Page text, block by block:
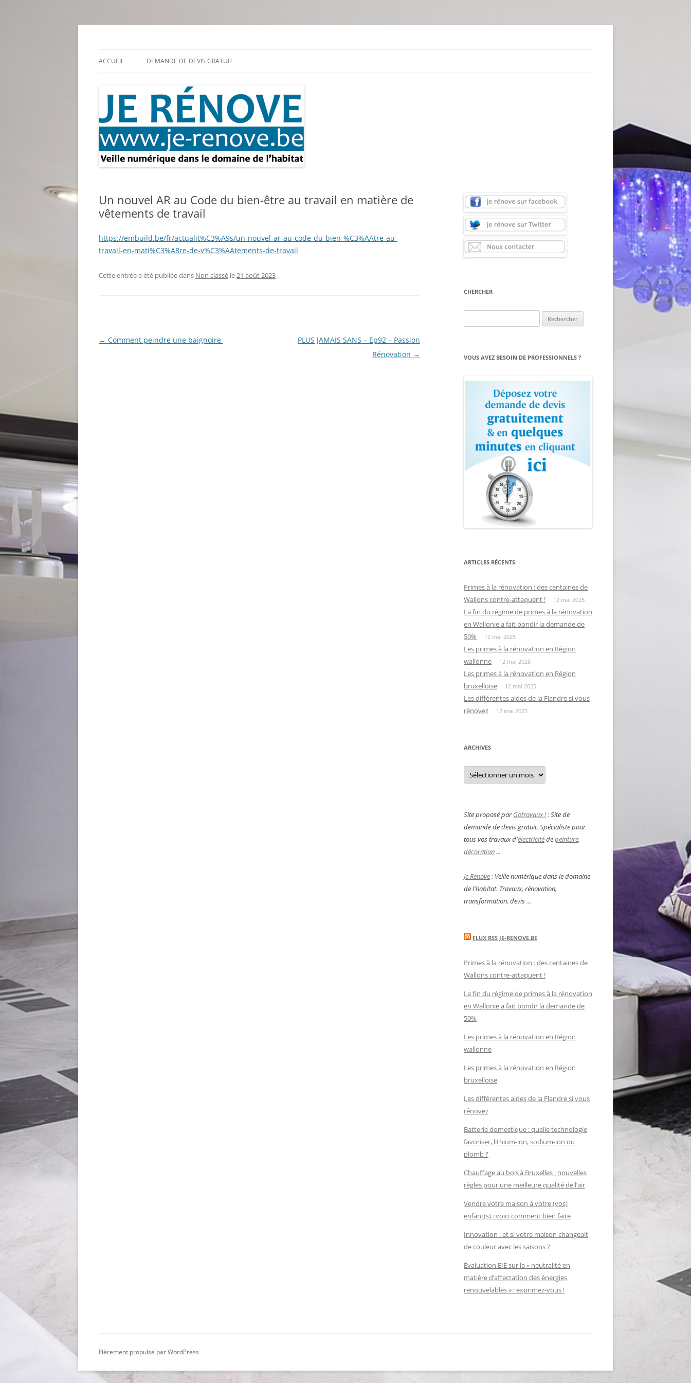
Aller
ACCUEIL DEMANDE DE DEVIS GRATUIT
Un nouvel AR au Code du bien-être au travail en matière de
vêtements de travail
https://embuild.be/fr/actualit%C3%A9s/un-nouvel-ar-au-code-du-bien-%C3%AAtre-au-
travail-en-mati%C3%A8re-de-v%C3%AAtements-de-travail
Cette entrée a été publiée dans Non classé le21 août 2023 .
Navigation
← Comment peindre une baignoire
PLUS JAMAIS SANS – Ep92 – Passion
Rénovation →
CHERCHER
VOUS AVEZ BESOIN DE PROFESSIONNELS ?
ARTICLES RÉCENTS
Primes à la rénovation : des centaines de
Wallons contre-attaquent !
12 mai 2025
La fin du régime de primes à la rénovation
en Wallonie a fait bondir la demande de
50%
12 mai 2025
Les primes à la rénovation en Région
wallonne
12 mai 2025
Les primes à la rénovation en Région
bruxelloise
12 mai 2025
Les différentes aides de la Flandre si vous
rénovez
12 mai 2025
ARCHIVES
Archives
Site proposé parGotravaux !: Site de
demande de devis gratuit. Spécialiste pour
tous vos travaux d'électricitédepeinture,
décoration...
Je Rénove: Veille numérique dans le domaine
de l'habitat. Travaux, rénovation,
transformation, devis ...
FLUX RSS JE-RENOVE.BE
Primes à la rénovation : des centaines de
Wallons contre-attaquent !
La fin du régime de primes à la rénovation
en Wallonie a fait bondir la demande de
50%
Les primes à la rénovation en Région
wallonne
Les primes à la rénovation en Région
bruxelloise
Les différentes aides de la Flandre si vous
rénovez
Batterie domestique : quelle technologie
favoriser, lithium-ion, sodium-ion ou
plomb ?
Chauffage au bois à Bruxelles : nouvelles
règles pour une meilleure qualité de l’air
Vendre votre maison à votre (vos)
enfant(s) : voici comment bien faire
Innovation : et si votre maison changeait
de couleur avec les saisons ?
Évaluation EIE sur la « neutralité en
matière d’affectation des énergies
renouvelables » : exprimez-vous !
Fièrement propulsé par WordPress